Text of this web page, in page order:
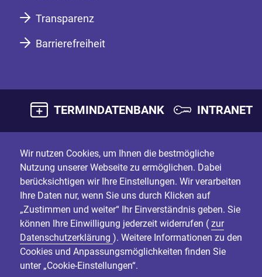
Transparenz
Barrierefreiheit
TERMINDATENBANK INTRANET
Wir nutzen Cookies, um Ihnen die bestmögliche
Nutzung unserer Webseite zu ermöglichen. Dabei
berücksichtigen wir Ihre Einstellungen. Wir verarbeiten
Ihre Daten nur, wenn Sie uns durch Klicken auf
„Zustimmen und weiter“ Ihr Einverständnis geben. Sie
können Ihre Einwilligung jederzeit widerrufen ( zur
Datenschutzerklärung ). Weitere Informationen zu den
Cookies und Anpassungsmöglichkeiten finden Sie
unter „Cookie-Einstellungen“.